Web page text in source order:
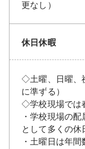
更なし）
休日休暇
◇土曜、日曜、
に準ずる）
◇学校現場では
・学校現場の
として多くの休
・土曜日は年